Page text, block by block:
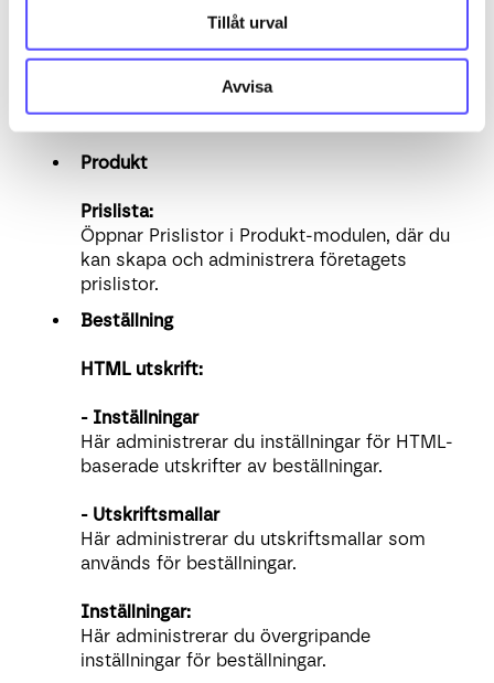
Tillåt urval
Avvisa
Fakturainställningar:
fakturamodulen och används inte i den
nuvarande order- och
faktureringshanteringen.
Produkt
Prislista:
Öppnar Prislistor i Produkt-modulen, där du
kan skapa och administrera företagets
prislistor.
Beställning
HTML utskrift:
- Inställningar
Här administrerar du inställningar för HTML-
baserade utskrifter av beställningar.
- Utskriftsmallar
Här administrerar du utskriftsmallar som
används för beställningar.
Inställningar:
Här administrerar du övergripande
inställningar för beställningar.